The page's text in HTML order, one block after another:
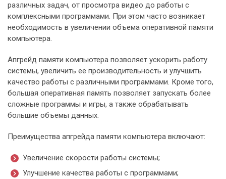
различных задач, от просмотра видео до работы с
комплексными программами. При этом часто возникает
необходимость в увеличении объема оперативной памяти
компьютера.
Апгрейд памяти компьютера позволяет ускорить работу
системы, увеличить ее производительность и улучшить
качество работы с различными программами. Кроме того,
большая оперативная память позволяет запускать более
сложные программы и игры, а также обрабатывать
большие объемы данных.
Преимущества апгрейда памяти компьютера включают:
Увеличение скорости работы системы;
Улучшение качества работы с программами;